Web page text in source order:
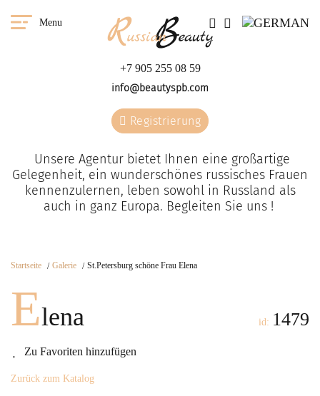
Menu
+7 905 255 08 59
info@beautyspb.com
Registrierung
Unsere Agentur bietet Ihnen eine großartige
Gelegenheit, ein wunderschönes russisches Frauen
kennenzulernen, leben sowohl in Russland als
auch in ganz Europa. Begleiten Sie uns !
Startseite Galerie St.Petersburg schöne Frau Elena
Elena
Zu Favoriten hinzufügen
id: 1479
Zurück zum Katalog